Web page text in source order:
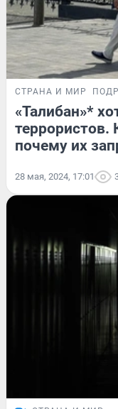
СТРАНА И МИР
«Талибан»*
террористов.
почему их
28 мая, 2024, 17:01